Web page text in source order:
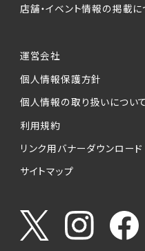
を入力いただかない
個人情報の第三者
当社は、以下の提供
します。
(1)お客様が求人応募
送信した事業主（広
お客様が求職活動
うやりとり・情報提
ます）
店舗・イベント情報の掲載に
運営会社
個人情報保護方針
個人情報の取り扱いについて
利用規約
リンク用バナーダウンロード
サイトマップ